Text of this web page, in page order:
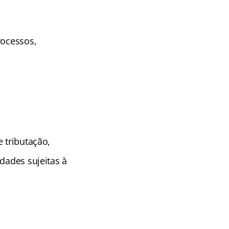
tributação,
sujeitas à